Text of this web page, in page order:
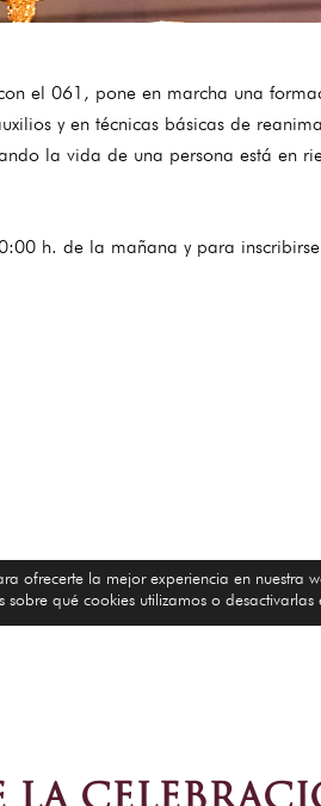
el 061, pone en marcha una
y en técnicas básicas de
la vida de una persona está en
h. de la mañana y para